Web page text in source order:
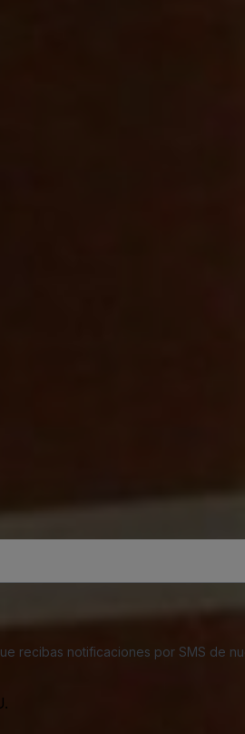
recibas notificaciones por SMS de